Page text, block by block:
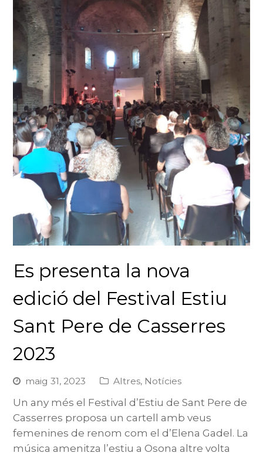
Es presenta la nova
edició del Festival Estiu
Sant Pere de Casserres
2023
maig 31, 2023 Altres, Notícies
Un any més el Festival d’Estiu de Sant Pere de
Casserres proposa un cartell amb veus
femenines de renom com el d’Elena Gadel. La
música amenitza l’estiu a Osona altre volta